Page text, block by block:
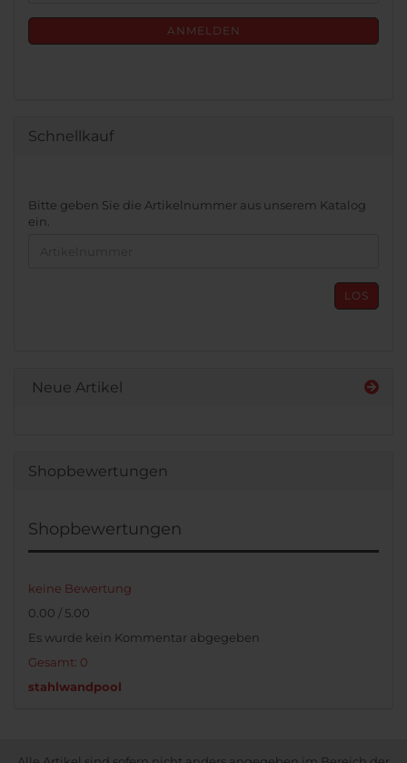
ANMELDEN
Schnellkauf
BITTE
GEBEN
Bitte geben Sie die Artikelnummer aus unserem Katalog
ein.
LOS
Neue Artikel
Shopbewertungen
Shopbewertungen
keine Bewertung
0.00 / 5.00
Es wurde kein Kommentar abgegeben
Gesamt: 0
stahlwandpool